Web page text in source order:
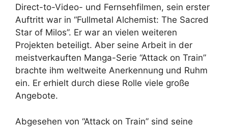
Direct-to-Video- und Fernsehfilmen, sein erster
Auftritt war in “Fullmetal Alchemist: The Sacred
Star of Milos”. Er war an vielen weiteren
Projekten beteiligt. Aber seine Arbeit in der
meistverkauften Manga-Serie “Attack on Train”
brachte ihm weltweite Anerkennung und Ruhm
ein. Er erhielt durch diese Rolle viele große
Angebote.
Abgesehen von “Attack on Train” sind seine